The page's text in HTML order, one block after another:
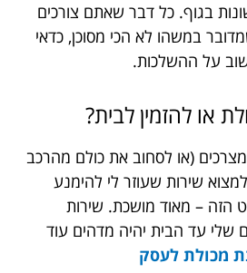
בגוף. כל דבר שאתם צורכים
במשהו לא הכי מסוכן, כדאי
על ההשלכות.
או להזמין לבית?
(או לסחוב את כולם מהרכב
שירות שעוזר לי להימנע
הזה – מאוד מושכת. שירות
שלי עד הבית יהיה מדהים עוד
מכולת לעסק